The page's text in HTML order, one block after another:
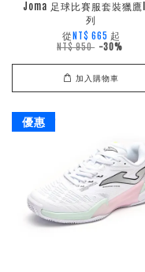
Joma 足球比賽服套裝獵鷹
列
從 NT$ 665 起
NT$ 950 -30%
加入購物車
優惠